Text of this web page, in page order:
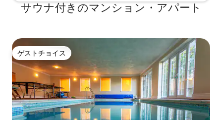
サウナ付きのマンション・アパート
ゲストチョイス
ゲストチョイス